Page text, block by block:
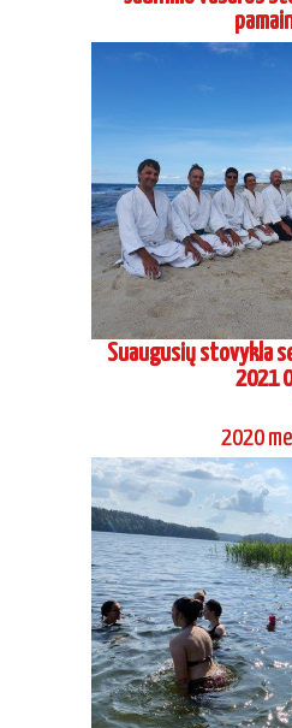
Vaikų ir jaunimo
poilsiavietėje
Aikido dienos stovykla
06